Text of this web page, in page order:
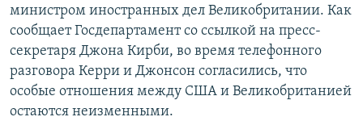
министром иностранных дел Великобритании. Как
сообщает Госдепартамент со ссылкой на пресс-
секретаря Джона Кирби, во время телефонного
разговора Керри и Джонсон согласились, что
особые отношения между США и Великобританией
остаются неизменными.